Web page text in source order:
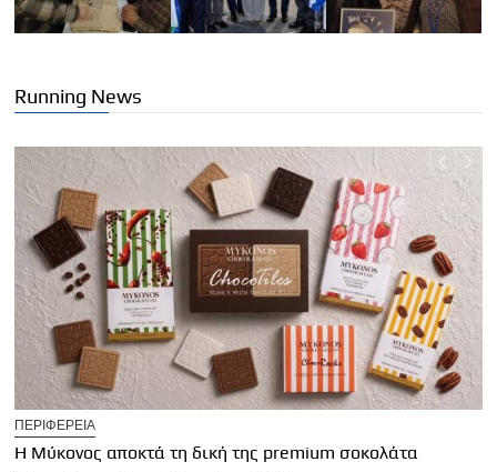
Running News
ΠΕΡΙΦΕΡΕΙΑ
Η Μύκονος αποκτά τη δική της premium σοκολάτα